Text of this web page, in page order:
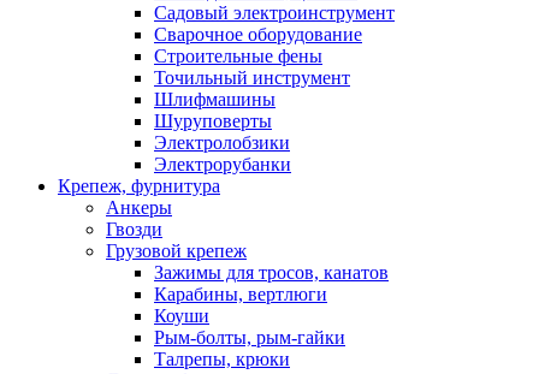
Садовый электроинструмент
Сварочное оборудование
Строительные фены
Точильный инструмент
Шлифмашины
Шуруповерты
Электролобзики
Электрорубанки
Крепеж, фурнитура
Анкеры
Гвозди
Грузовой крепеж
Зажимы для тросов, канатов
Карабины, вертлюги
Коуши
Рым-болты, рым-гайки
Талрепы, крюки